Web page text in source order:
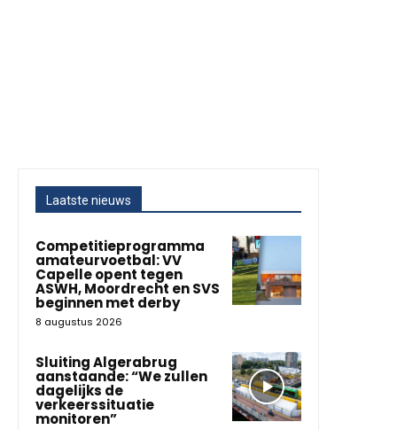
Laatste nieuws
Competitieprogramma
amateurvoetbal: VV
Capelle opent tegen
ASWH, Moordrecht en SVS
beginnen met derby
8 augustus 2026
Sluiting Algerabrug
aanstaande: “We zullen
dagelijks de
verkeerssituatie
monitoren”